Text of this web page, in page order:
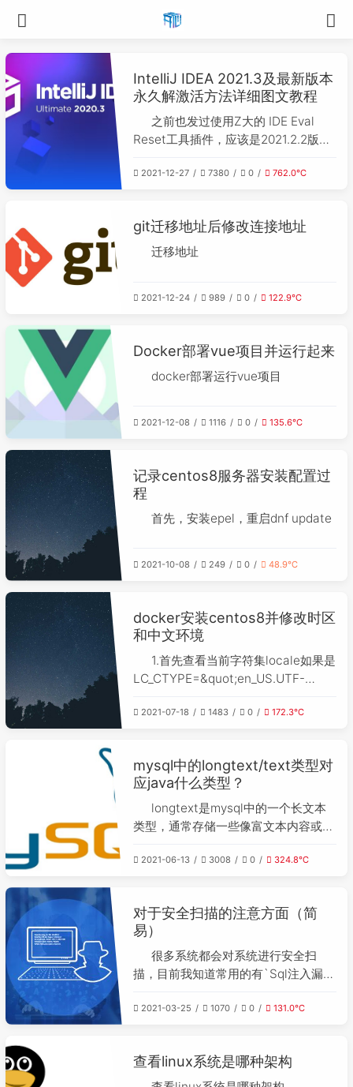
IntelliJ IDEA 2021.3及最新版本
永久解激活方法详细图文教程
之前也发过使用Z大的 IDE Eval
Reset工具插件，应该是2021.2.2版本
了，对于追求工具最新的人们就很难，
了一个新的东东ja-netfilter！！！
2021-12-27 7380 0 762.0℃
git迁移地址后修改连接地址
迁移地址
2021-12-24 989 0 122.9℃
Docker部署vue项目并运行起来
docker部署运行vue项目
2021-12-08 1116 0 135.6℃
记录centos8服务器安装配置过
程
首先，安装epel，重启dnf update
2021-10-08 249 0 48.9℃
docker安装centos8并修改时区
和中文环境
1.首先查看当前字符集locale如果是
LC_CTYPE=&quot;en_US.UTF-
zh_CN.utf8locale -a |grep CN没有就
打开配置文件vi /etc/
2021-07-18 1483 0 172.3℃
mysql中的longtext/text类型对
应java什么类型？
longtext是mysql中的一个长文本
类型，通常存储一些像富文本内容或者
longtext/text的是java.lang.String
2021-06-13 3008 0 324.8℃
对于安全扫描的注意方面（简
易）
很多系统都会对系统进行安全扫
描，目前我知道常用的有`Sql注入漏洞
`、`前端框架库版本低`、`数据库用户
2021-03-25 1070 0 131.0℃
查看linux系统是哪种架构